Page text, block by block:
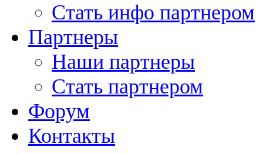
Стать инфо партнером
Партнеры
Наши партнеры
Стать партнером
Форум
Контакты